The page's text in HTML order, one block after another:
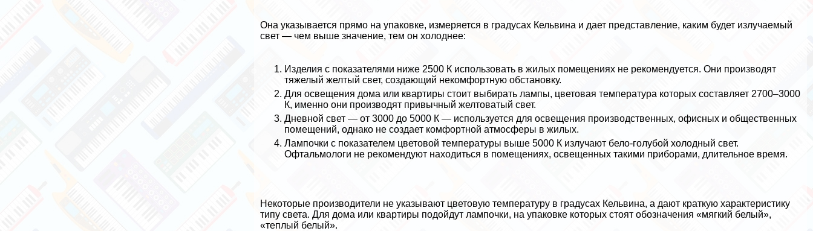
Она указывается прямо на упаковке, измеряется в градусах Кельвина и дает представление, каким будет излучаемый
свет — чем выше значение, тем он холоднее:
Изделия с показателями ниже 2500 К использовать в жилых помещениях не рекомендуется. Они производят
тяжелый желтый свет, создающий некомфортную обстановку.
Для освещения дома или квартиры стоит выбирать лампы, цветовая температура которых составляет 2700–3000
К, именно они производят привычный желтоватый свет.
Дневной свет — от 3000 до 5000 К — используется для освещения производственных, офисных и общественных
помещений, однако не создает комфортной атмосферы в жилых.
Лампочки с показателем цветовой температуры выше 5000 К излучают бело-гoлyбой холодный свет.
Офтальмологи не рекомендуют находиться в помещениях, освещенных такими приборами, длительное время.
Некоторые производители не указывают цветовую температуру в градусах Кельвина, а дают краткую хаpaктеристику
типу света. Для дома или квартиры подойдут лампочки, на упаковке которых стоят обозначения «мягкий белый»,
«теплый белый».